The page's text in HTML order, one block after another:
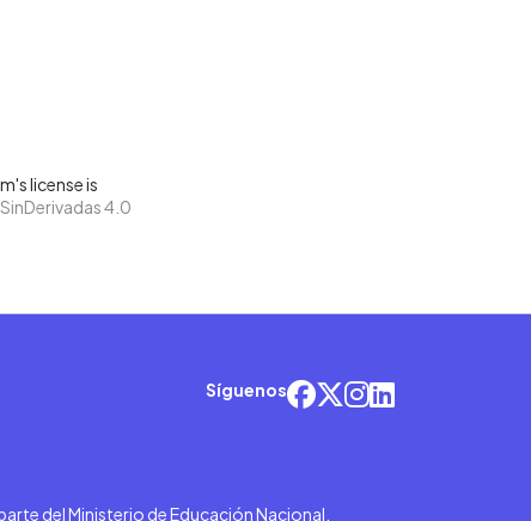
license is
4.0
Síguenos
del Ministerio de Educación Nacional.